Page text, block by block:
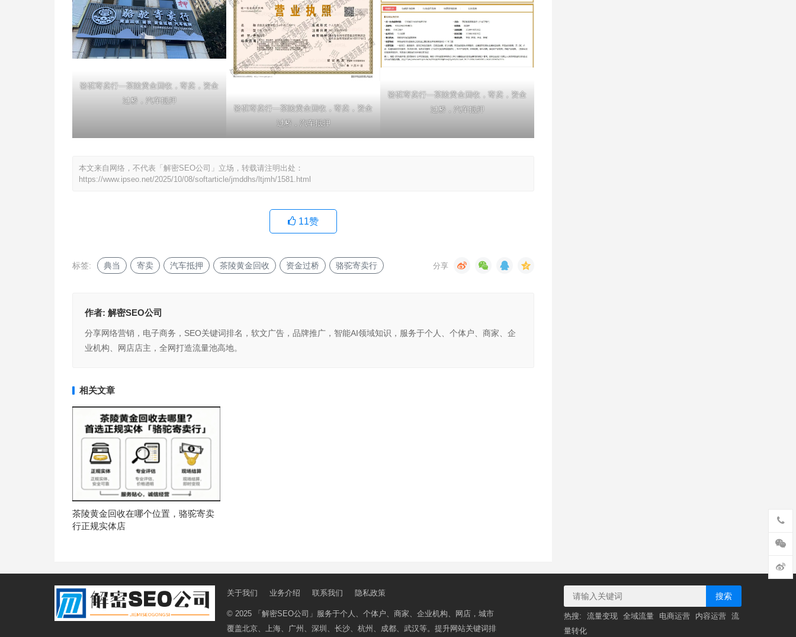
骆驼寄卖行—茶陵黄金回收，寄卖，资金
过桥，汽车抵押
骆驼寄卖行—茶陵黄金回收，寄卖，资金
过桥，汽车抵押
骆驼寄卖行—茶陵黄金回收，寄卖，资金
过桥，汽车抵押
本文来自网络，不代表「解密SEO公司」立场，转载请注明出处：
https://www.ipseo.net/2025/10/08/softarticle/jmddhs/ltjmh/1581.html
11赞
标签: 典当 寄卖 汽车抵押 茶陵黄金回收 资金过桥 骆驼寄卖行
作者: 解密SEO公司
分享网络营销，电子商务，SEO关键词排名，软文广告，品牌推广，智能AI领域知识，服务于个人、个体户、商家、企
业机构、网店店主，全网打造流量池高地。
相关文章
茶陵黄金回收在哪个位置，骆驼寄卖
行正规实体店
关于我们 业务介绍 联系我们 隐私政策
© 2025 「解密SEO公司」 服务于个人、个体户、商家、企业机构、网店，城市
覆盖北京、上海、广州、深圳、长沙、杭州、成都、武汉等。提升网站关键词排
搜索
热搜: 流量变现 全域流量 电商运营 内容运营 流
量转化